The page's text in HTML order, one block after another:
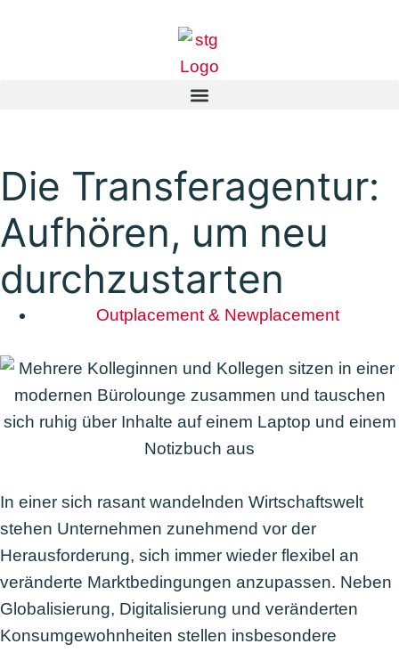
Die Transferagentur:
Aufhören, um neu
durchzustarten
Outplacement & Newplacement
In einer sich rasant wandelnden Wirtschaftswelt
stehen Unternehmen zunehmend vor der
Herausforderung, sich immer wieder flexibel an
veränderte Marktbedingungen anzupassen. Neben
Globalisierung, Digitalisierung und veränderten
Konsumgewohnheiten stellen insbesondere